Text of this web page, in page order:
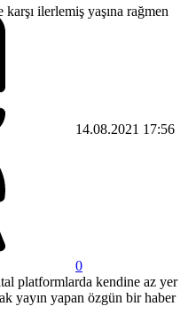
ilerlemiş yaşına rağmen
14.08.2021 17:56
0
platformlarda kendine az yer
yayın yapan özgün bir haber